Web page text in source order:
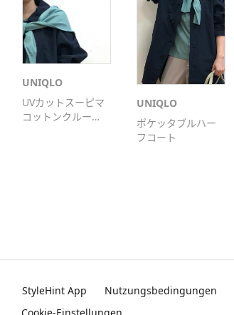
UNIQLO
UVカットスーピマ
コットンクルーネ
UNIQLO
ポケッタブルハー
フコート
StyleHint App Nutzungsbedingungen